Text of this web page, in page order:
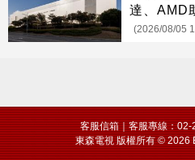
達、AMD
(2026/08/05
客服信箱｜客服專線：
東森電視 版權所有 © 2026